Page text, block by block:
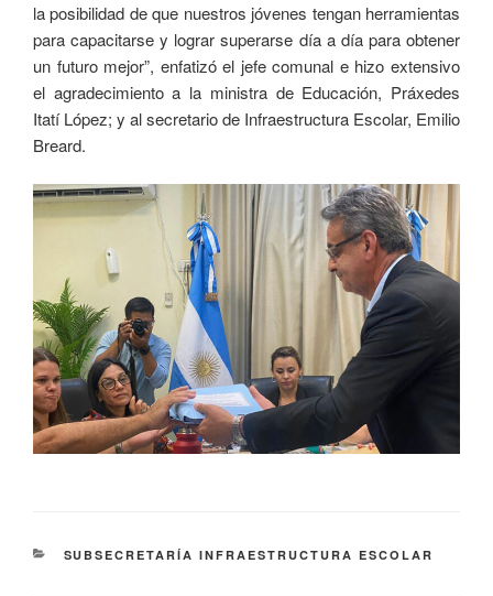
la posibilidad de que nuestros jóvenes tengan herramientas
para capacitarse y lograr superarse día a día para obtener
un futuro mejor”, enfatizó el jefe comunal e hizo extensivo
el agradecimiento a la ministra de Educación, Práxedes
Itatí López; y al secretario de Infraestructura Escolar, Emilio
Breard.
SUBSECRETARÍA INFRAESTRUCTURA ESCOLAR